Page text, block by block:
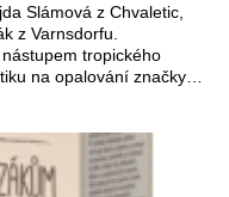
Slámová z Chvaletic,
z Varnsdorfu.
tropického
na opalování značky…